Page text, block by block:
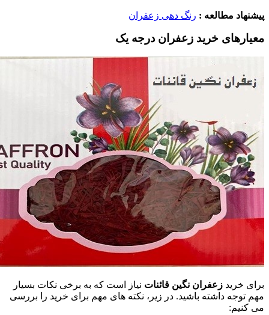
پیشنهاد مطالعه : رنگ دهی زعفران
معیارهای خرید زعفران درجه یک
برای خرید زعفران نگین قائنات نیاز است که به برخی نکات بسیار
مهم توجه داشته باشید. در زیر، نکته های مهم برای خرید را بررسی
می کنیم: